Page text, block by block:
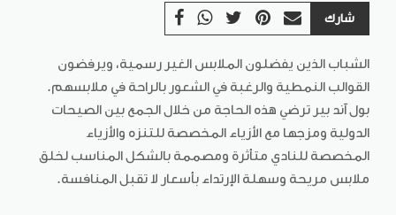
شارك
الشباب الذين يفضلون الملابس الغير رسمية، ويرفضون
القوالب النمطية والرغبة في الشعور بالراحة في ملابسهم.
بول آند بير ترضي هذه الحاجة من خلال الجمع بين الصيحات
الدولية ومزجها مع الأزياء المخصصة للتنزه والأزياء
المخصصة للنادي متأثرة ومصممة بالشكل المناسب لخلق
ملابس مريحة وسهلة الإرتداء بأسعار لا تقبل المنافسة.